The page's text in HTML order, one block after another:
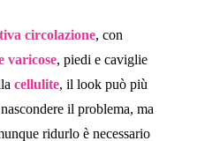
circolazione, con
varicose, piedi e caviglie
cellulite, il look può più
il problema, ma
ridurlo è necessario